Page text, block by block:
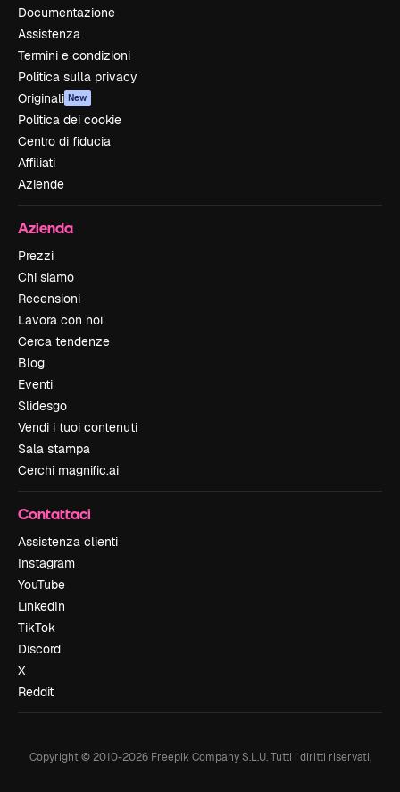
Documentazione
Assistenza
Termini e condizioni
Politica sulla privacy
Originali New
Politica dei cookie
Centro di fiducia
Affiliati
Aziende
Azienda
Prezzi
Chi siamo
Recensioni
Lavora con noi
Cerca tendenze
Blog
Eventi
Slidesgo
Vendi i tuoi contenuti
Sala stampa
Cerchi magnific.ai
Contattaci
Assistenza clienti
Instagram
YouTube
LinkedIn
TikTok
Discord
X
Reddit
Copyright © 2010-2026Freepik Company S.L.U. Tutti i diritti riservati.